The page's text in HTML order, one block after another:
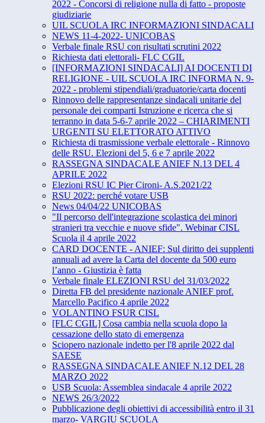
2022 - Concorsi di religione nulla di fatto - proposte
giudiziarie
UIL SCUOLA IRC INFORMAZIONI SINDACALI
NEWS 11-4-2022- UNICOBAS
Verbale finale RSU con risultati scrutini 2022
Richiesta dati elettorali- FLC CGIL
[INFORMAZIONI SINDACALI] AI DOCENTI DI
RELIGIONE - UIL SCUOLA IRC INFORMA N. 9-
2022 - problemi stipendiali/graduatorie/carta docenti
Rinnovo delle rappresentanze sindacali unitarie del
personale dei comparti Istruzione e ricerca che si
terranno in data 5-6-7 aprile 2022 – CHIARIMENTI
URGENTI SU ELETTORATO ATTIVO
Richiesta di trasmissione verbale elettorale - Rinnovo
delle RSU. Elezioni del 5, 6 e 7 aprile 2022
RASSEGNA SINDACALE ANIEF N.13 DEL 4
APRILE 2022
Elezioni RSU IC Pier Cironi- A.S.2021/22
RSU 2022: perché votare USB
News 04/04/22 UNICOBAS
"Il percorso dell'integrazione scolastica dei minori
stranieri tra vecchie e nuove sfide". Webinar CISL
Scuola il 4 aprile 2022
CARD DOCENTE - ANIEF: Sul diritto dei supplenti
annuali ad avere la Carta del docente da 500 euro
l’anno - Giustizia è fatta
Verbale finale ELEZIONI RSU del 31/03/2022
Diretta FB del presidente nazionale ANIEF prof.
Marcello Pacifico 4 aprile 2022
VOLANTINO FSUR CISL
[FLC CGIL] Cosa cambia nella scuola dopo la
cessazione dello stato di emergenza
Sciopero nazionale indetto per l'8 aprile 2022 dal
SAESE
RASSEGNA SINDACALE ANIEF N.12 DEL 28
MARZO 2022
USB Scuola: Assemblea sindacale 4 aprile 2022
NEWS 26/3/2022
Pubblicazione degli obiettivi di accessibilità entro il 31
marzo- VARGIU SCUOLA